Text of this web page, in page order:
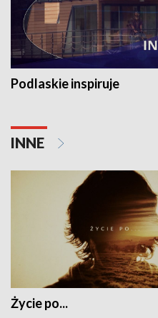
Podlaskie inspiruje
INNE
Życie po...